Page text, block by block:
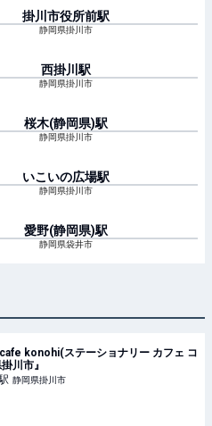
掛川市役所前駅
静岡県掛川市
西掛川 駅
静岡県掛川市
桜木(静岡県)駅
静岡県掛川市
いこいの広場駅
静岡県掛川市
愛野(静岡県)駅
静岡県袋井市
konohi(ステーショナリー カフェ コ
川市』
静岡県掛川市